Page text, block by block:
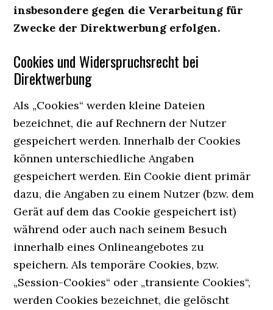
insbesondere gegen die Verarbeitung für
Zwecke der Direktwerbung erfolgen.
Cookies und Widerspruchsrecht bei
Direktwerbung
Als „Cookies“ werden kleine Dateien
bezeichnet, die auf Rechnern der Nutzer
gespeichert werden. Innerhalb der Cookies
können unterschiedliche Angaben
gespeichert werden. Ein Cookie dient primär
dazu, die Angaben zu einem Nutzer (bzw. dem
Gerät auf dem das Cookie gespeichert ist)
während oder auch nach seinem Besuch
innerhalb eines Onlineangebotes zu
speichern. Als temporäre Cookies, bzw.
„Session-Cookies“ oder „transiente Cookies“,
werden Cookies bezeichnet, die gelöscht